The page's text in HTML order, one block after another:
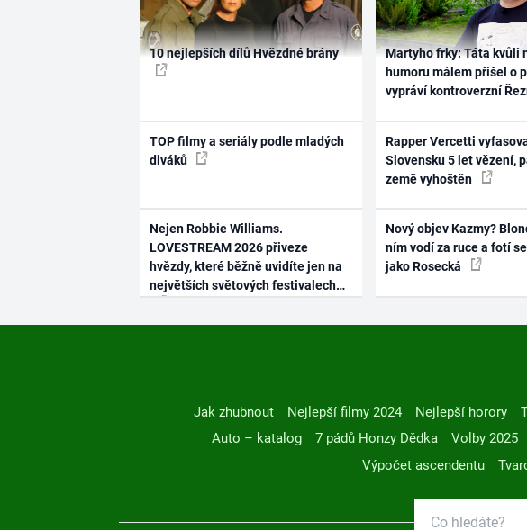
10 nejlepších dílů Hvězdné brány
TOP filmy a seriály podle mladých
diváků
Nejen Robbie Williams.
LOVESTREAM 2026 přiveze
hvězdy, které běžně uvidíte jen na
největších světových festivalech
Martyho frky: Táta kvůli
humoru málem přišel o
vypráví kontroverzní
Rapper Vercetti
Slovensku 5 let vězení,
země vyhoštěn
Nový objev Kazmy?
ním vodí za ruce a fotí
jako Rosecká
Jak zhubnout Nejlepší filmy 2024 Nejlepší horory
Auto – katalog
7 pádů Honzy Dědka Volby 2025
Výpočet ascendentu